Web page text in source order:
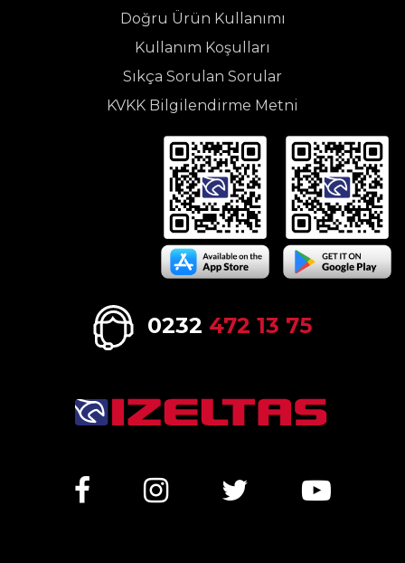
Doğru Ürün Kullanımı
Kullanım Koşulları
Sıkça Sorulan Sorular
KVKK Bilgilendirme Metni
0232 472 13 75